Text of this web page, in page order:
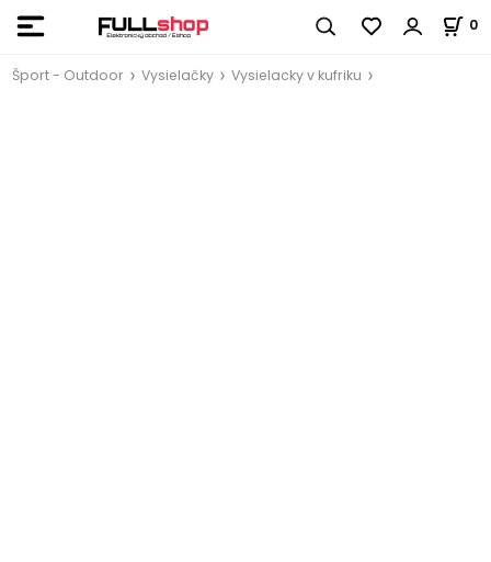
0
Šport - Outdoor Vysielačky Vysielacky v kufriku